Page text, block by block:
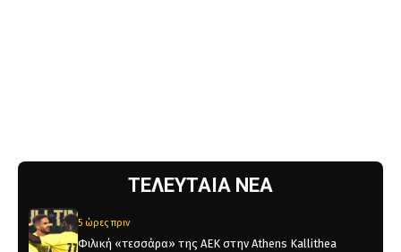
ΤΕΛΕΥΤΑΙΑ ΝΕΑ
5 ώρες πριν
Φιλική «τεσσάρα» της ΑΕΚ στην Athens Kallithea